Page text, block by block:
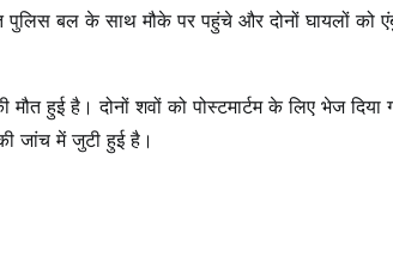
बल के साथ मौके पर पहुंचे और दोनों घायलों को
मौत हुई है। दोनों शवों को पोस्टमार्टम के लिए भेज
जांच में जुटी हुई है।